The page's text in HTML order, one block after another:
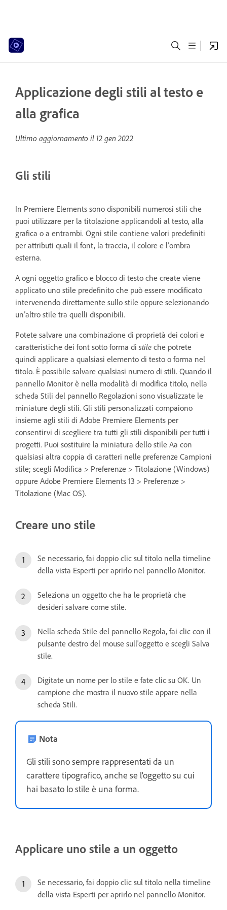
Applicazione degli stili al testo e
alla grafica
Ultimo aggiornamento il 12 gen 2022
Gli stili
In Premiere Elements sono disponibili numerosi stili che
puoi utilizzare per la titolazione applicandoli al testo, alla
grafica o a entrambi. Ogni stile contiene valori predefiniti
per attributi quali il font, la traccia, il colore e l’ombra
esterna.
A ogni oggetto grafico e blocco di testo che create viene
applicato uno stile predefinito che può essere modificato
intervenendo direttamente sullo stile oppure selezionando
un’altro stile tra quelli disponibili.
Potete salvare una combinazione di proprietà dei colori e
caratteristiche dei font sotto forma di stile che potrete
quindi applicare a qualsiasi elemento di testo o forma nel
titolo. È possibile salvare qualsiasi numero di stili. Quando il
pannello Monitor è nella modalità di modifica titolo, nella
scheda Stili del pannello Regolazioni sono visualizzate le
miniature degli stili. Gli stili personalizzati compaiono
insieme agli stili di Adobe Premiere Elements per
consentirvi di scegliere tra tutti gli stili disponibili per tutti i
progetti. Puoi sostituire la miniatura dello stile Aa con
qualsiasi altra coppia di caratteri nelle preferenze Campioni
stile; scegli Modifica > Preferenze > Titolazione (Windows)
oppure Adobe Premiere Elements 13 > Preferenze >
Titolazione (Mac OS).
Creare uno stile
Se necessario, fai doppio clic sul titolo nella timeline
della vista Esperti per aprirlo nel pannello Monitor.
Seleziona un oggetto che ha le proprietà che
desideri salvare come stile.
Nella scheda Stile del pannello Regola, fai clic con il
pulsante destro del mouse sull'oggetto e scegli Salva
stile.
Digitate un nome per lo stile e fate clic su OK. Un
campione che mostra il nuovo stile appare nella
scheda Stili.
Nota
Gli stili sono sempre rappresentati da un
carattere tipografico, anche se l'oggetto su cui
hai basato lo stile è una forma.
Applicare uno stile a un oggetto
Se necessario, fai doppio clic sul titolo nella timeline
della vista Esperti per aprirlo nel pannello Monitor.